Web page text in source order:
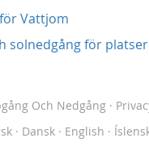
Vattjom
solnedgång för
Och Nedgång ·
· Dansk · English ·